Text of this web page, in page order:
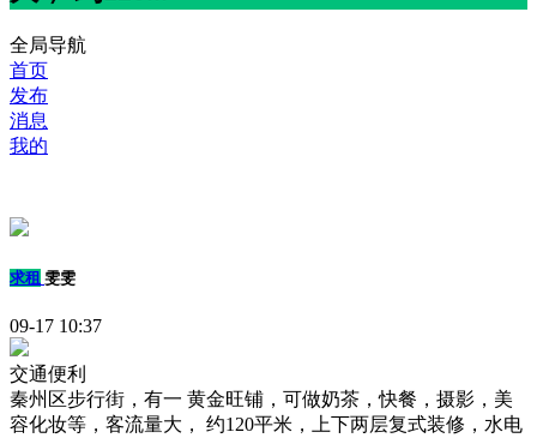
全局导航
首页
发布
消息
我的
求租 雯雯
09-17 10:37
交通便利
秦州区步行街，有一 黄金旺铺，可做奶茶，快餐，摄影，美
容化妆等，客流量大， 约120平米，上下两层复式装修，水电